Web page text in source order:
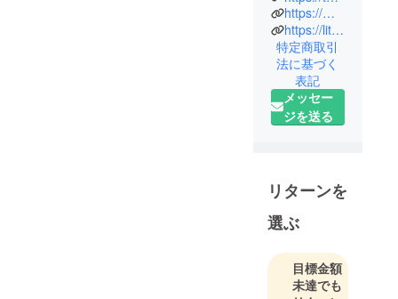
リー職人に
憧れて一人
前のアクセ
サリー職人
を目指して
るフクロウ
毎日配信を
しています❗️
夢は一人前
のアクセサ
リー職人に
なって自分
https://minne.com/@maighty10
https://lit.link/yokariuru
特定商取引
法に基づく
表記
メッセー
ジを送る
リターンを
選ぶ
目標金額
未達でも